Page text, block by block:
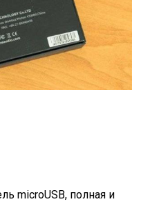
microUSB, полная и